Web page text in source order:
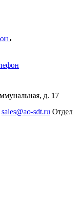
д. 17
sales@ao-sdt.ru Отдел